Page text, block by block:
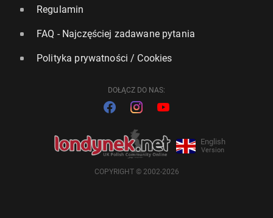
Regulamin
FAQ - Najczęściej zadawane pytania
Polityka prywatności / Cookies
DOŁĄCZ DO NAS:
English
Version
COPYRIGHT © 2002-2026